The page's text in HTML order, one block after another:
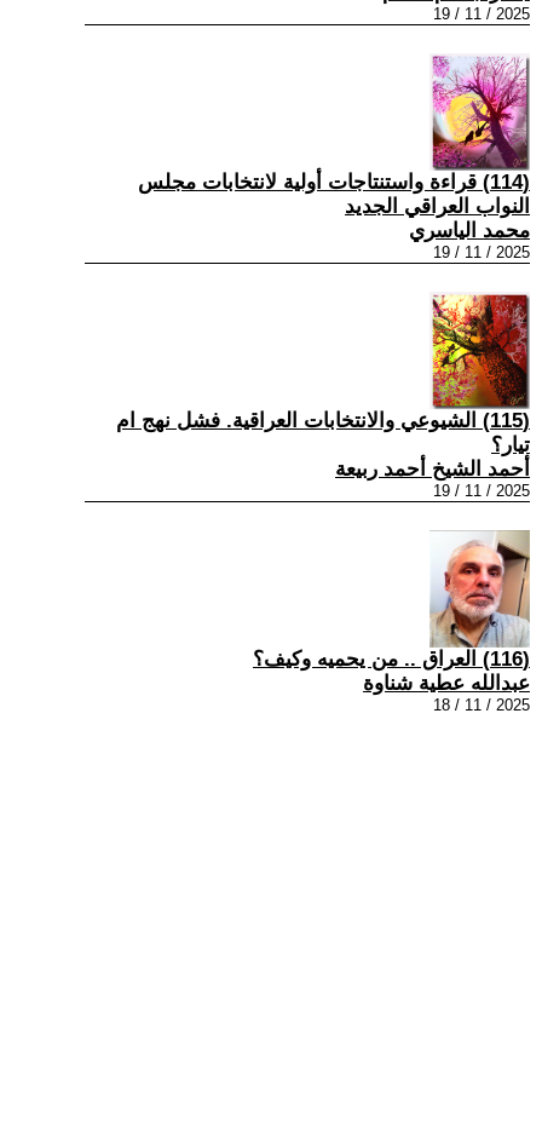
2025 / 11 / 19
(114) قراءة واستنتاجات أولية لانتخابات مجلس
النواب العراقي الجديد
محمد الياسري
2025 / 11 / 19
(115) الشيوعي والانتخابات العراقية. فشل نهج ام
تيار؟
أحمد الشيخ أحمد ربيعة
2025 / 11 / 19
(116) العراق .. من يحميه وكيف؟
عبدالله عطية شناوة
2025 / 11 / 18